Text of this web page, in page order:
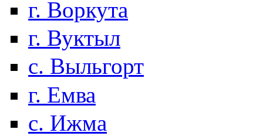
г. Воркута
г. Вуктыл
с. Выльгорт
г. Емва
с. Ижма